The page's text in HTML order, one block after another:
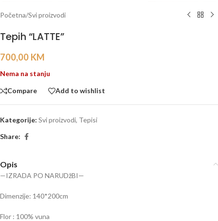
Početna/Svi proizvodi
Tepih “LATTE”
700,00 KM
Nema na stanju
Compare Add to wishlist
Kategorije: Svi proizvodi, Tepisi
Share:
Opis
—IZRADA PO NARUDžBI—
Dimenzije: 140*200cm
Flor : 100% vuna